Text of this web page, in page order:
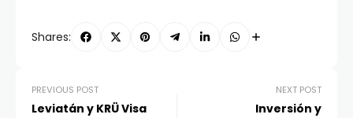
Shares:
PREVIOUS POST
Leviatán y KRÜ Visa
NEXT POST
Inversión y